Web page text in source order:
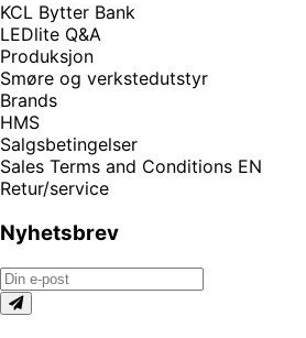
KCL Bytter Bank
LEDlite Q&A
Produksjon
Smøre og verkstedutstyr
Brands
HMS
Salgsbetingelser
Sales Terms and Conditions EN
Retur/service
Nyhetsbrev